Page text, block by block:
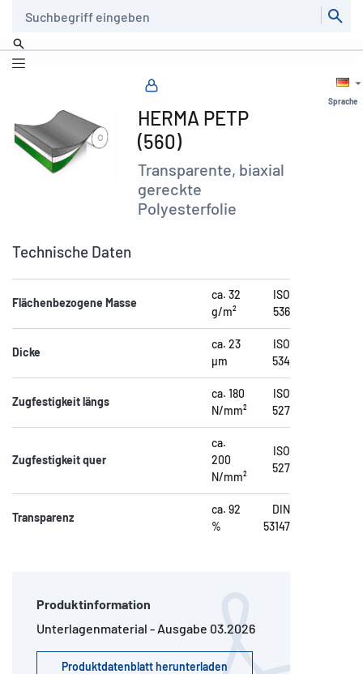
Sprache
HERMA PETP
(560)
Transparente, biaxial
gereckte
Polyesterfolie
Technische Daten
Flächenbezogene Masse
ca. 32
g/m²
ISO
536
Dicke
ca. 23
µm
ISO
534
Zugfestigkeit längs
ca. 180
N/mm²
ISO
527
Zugfestigkeit quer
ca.
200
N/mm²
ISO
527
Transparenz
ca. 92
%
DIN
53147
Produktinformation
Unterlagenmaterial - Ausgabe 03.2026
Produktdatenblatt herunterladen